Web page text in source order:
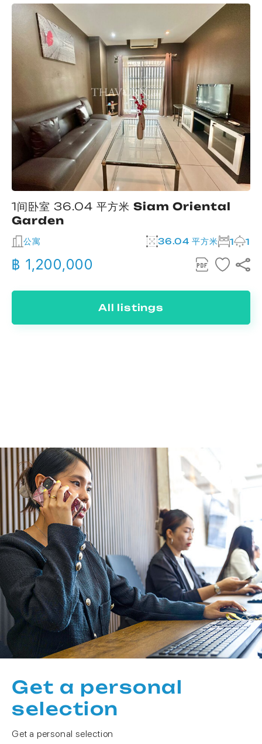
1间卧室 36.04 平方米 Siam Oriental
Garden
公寓 36.04 平方米 1 1
฿ 1,200,000
All listings
Get a personal
selection
Get a personal selection